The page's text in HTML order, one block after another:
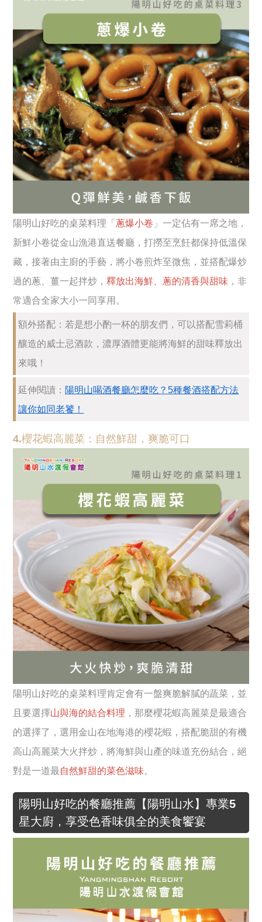
陽明山好吃的桌菜料理「蔥爆小卷 」一定佔有一席之地，
新鮮小卷從金山漁港直送餐廳，打撈至烹飪都保持低溫保
藏，接著由主廚的手藝，將小卷煎炸至微焦，並搭配爆炒
過的蔥、薑一起拌炒，釋放出海鮮、蔥的清香與甜味 ，非
常適合全家大小一同享用。
額外搭配：若是想小酌一杯的朋友們，可以搭配雪莉桶
釀造的威士忌酒款，濃厚酒體更能將海鮮的甜味釋放出
來哦！
延伸閱讀： 陽明山喝酒餐廳怎麼吃？5種餐酒搭配方法
讓你如同老饕！
4.櫻花蝦高麗菜：自然鮮甜，爽脆可口
陽明山好吃的桌菜料理肯定會有一盤爽脆解膩的蔬菜，並
且要選擇山與海的結合料理 ，那麼櫻花蝦高麗菜是最適合
的選擇了，選用金山在地海港的櫻花蝦，搭配脆甜的有機
高山高麗菜大火拌炒，將海鮮與山產的味道充份結合，絕
對是一道最自然鮮甜的菜色滋味。
陽明山好吃的餐廳推薦【陽明山水】專業5
星大廚，享受色香味俱全的美食饗宴